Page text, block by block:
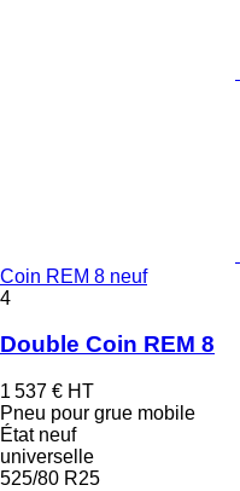
Coin REM 8 neuf
4
Double Coin REM 8
1 537 € HT
Pneu pour grue mobile
Étatneuf
universelle
525/80 R25